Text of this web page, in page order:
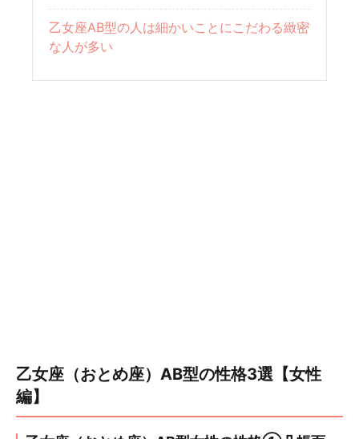
乙女座AB型の人は細かいことにこだわる緻密
な人が多い
乙女座（おとめ座）AB型の性格3選【女性
編】